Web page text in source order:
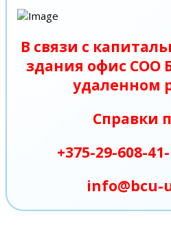
В связи с
здания офис СОО
удаленном
Справки
+375-29-608-
info@bcu-